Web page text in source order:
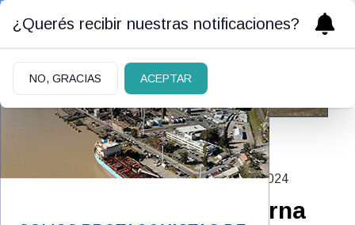
MUJERES QUE TRANSFORMAN | 25/11/2024
Martha Pelloni y su eterna
¿Querés recibir nuestras notificaciones?
NO, GRACIAS ACEPTAR